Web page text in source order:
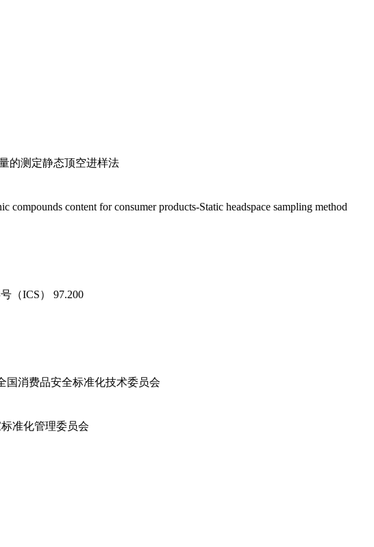
的测定静态顶空进样法
content for consumer products-Static headspace sampling method
（ICS） 97.200
国消费品安全标准化技术委员会
准化管理委员会